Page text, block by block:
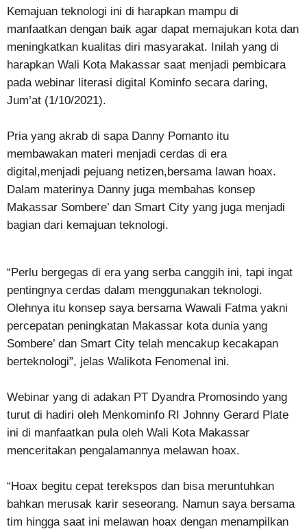
Kemajuan teknologi ini di harapkan mampu di
manfaatkan dengan baik agar dapat memajukan kota dan
meningkatkan kualitas diri masyarakat. Inilah yang di
harapkan Wali Kota Makassar saat menjadi pembicara
pada webinar literasi digital Kominfo secara daring,
Jum’at (1/10/2021).
Pria yang akrab di sapa Danny Pomanto itu
membawakan materi menjadi cerdas di era
digital,menjadi pejuang netizen,bersama lawan hoax.
Dalam materinya Danny juga membahas konsep
Makassar Sombere’ dan Smart City yang juga menjadi
bagian dari kemajuan teknologi.
“Perlu bergegas di era yang serba canggih ini, tapi ingat
pentingnya cerdas dalam menggunakan teknologi.
Olehnya itu konsep saya bersama Wawali Fatma yakni
percepatan peningkatan Makassar kota dunia yang
Sombere’ dan Smart City telah mencakup kecakapan
berteknologi”, jelas Walikota Fenomenal ini.
Webinar yang di adakan PT Dyandra Promosindo yang
turut di hadiri oleh Menkominfo RI Johnny Gerard Plate
ini di manfaatkan pula oleh Wali Kota Makassar
menceritakan pengalamannya melawan hoax.
“Hoax begitu cepat terekspos dan bisa meruntuhkan
bahkan merusak karir seseorang. Namun saya bersama
tim hingga saat ini melawan hoax dengan menampilkan